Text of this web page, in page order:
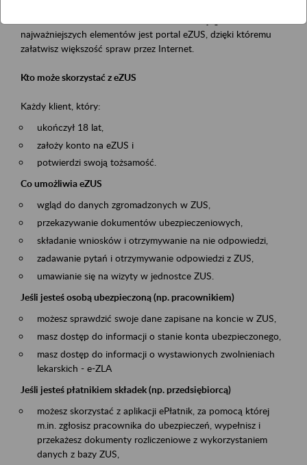
najważniejszych elementów jest portal eZUS, dzięki któremu
załatwisz większość spraw przez Internet.
Kto może skorzystać z eZUS
Każdy klient, który:
ukończył 18 lat,
założy konto na eZUS i
potwierdzi swoją tożsamość.
Co umożliwia eZUS
wgląd do danych zgromadzonych w ZUS,
przekazywanie dokumentów ubezpieczeniowych,
składanie wniosków i otrzymywanie na nie odpowiedzi,
zadawanie pytań i otrzymywanie odpowiedzi z ZUS,
umawianie się na wizyty w jednostce ZUS.
Jeśli jesteś osobą ubezpieczoną (np. pracownikiem)
możesz sprawdzić swoje dane zapisane na koncie w ZUS,
masz dostęp do informacji o stanie konta ubezpieczonego,
masz dostęp do informacji o wystawionych zwolnieniach
lekarskich - e-ZLA
Jeśli jesteś płatnikiem składek (np. przedsiębiorcą)
możesz skorzystać z aplikacji ePłatnik, za pomocą której
m.in. zgłosisz pracownika do ubezpieczeń, wypełnisz i
przekażesz dokumenty rozliczeniowe z wykorzystaniem
danych z bazy ZUS,